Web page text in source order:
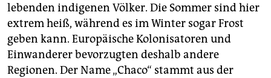
lebenden indigenen Völker. Die Sommer sind hier
ex­trem heiß, während es im Winter sogar Frost
geben kann. Europäische Kolonisatoren und
Einwanderer bevorzugten deshalb andere
Regionen. Der Name „Chaco“ stammt aus der